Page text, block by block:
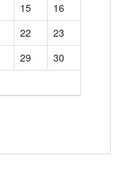
15
16
22
23
29
30